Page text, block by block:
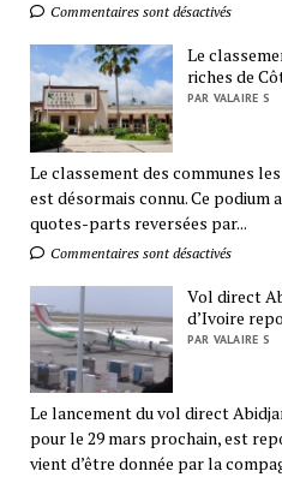
Commentaires sont désactivés
Le
riches de
PAR VALAIRE S
Le classement des communes
est désormais connu. Ce podium
quotes-parts reversées par...
Commentaires sont désactivés
Vol direct
d’Ivoire
PAR VALAIRE S
Le lancement du vol direct
pour le 29 mars prochain, est
vient d’être donnée par la